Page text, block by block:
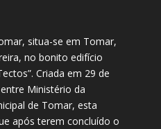
situa-se em Tomar,
no bonito edifício
Criada em 29 de
Ministério da
de Tomar, esta
após terem concluído o